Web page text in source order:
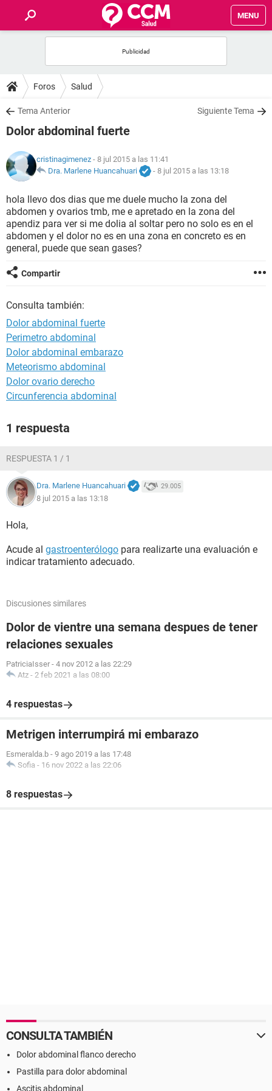
MENU
FOROS
SALUD
NUTRICIÓN
BIENESTAR
SEXUALIDAD
GLOSARIO
Foros Salud
Tema Anterior Siguiente Tema
Dolor abdominal fuerte
cristinagimenez - 8 jul 2015 a las 11:41
Dra. Marlene Huancahuari
- 8 jul 2015 a las 13:18
hola llevo dos dias que me duele mucho la zona del
abdomen y ovarios tmb, me e apretado en la zona del
apendiz para ver si me dolia al soltar pero no solo es en el
abdomen y el dolor no es en una zona en concreto es en
general, puede que sean gases?
Compartir
Consulta también:
Dolor abdominal fuerte
Perimetro abdominal
Dolor abdominal embarazo
Meteorismo abdominal
Dolor ovario derecho
Circunferencia abdominal
1 respuesta
RESPUESTA 1 / 1
Dra. Marlene Huancahuari 29.005
8 jul 2015 a las 13:18
Hola,
Acude al gastroenterólogo para realizarte una evaluación e
indicar tratamiento adecuado.
Discusiones similares
Dolor de vientre una semana despues de tener
relaciones sexuales
PatriciaIsser - 4 nov 2012 a las 22:29
Atz - 2 feb 2021 a las 08:00
4 respuestas
Metrigen interrumpirá mi embarazo
Esmeralda.b - 9 ago 2019 a las 17:48
Sofia - 16 nov 2022 a las 22:06
8 respuestas
CONSULTA TAMBIÉN
Dolor abdominal flanco derecho
Pastilla para dolor abdominal
Ascitis abdominal